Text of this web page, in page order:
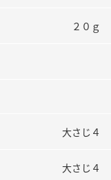
製造所固有記号一覧
２０ｇ
大さじ４
大さじ４